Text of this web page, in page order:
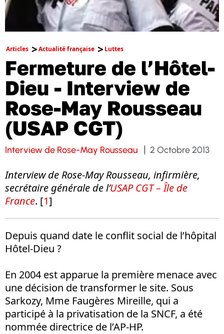
Articles Actualité française Luttes
Fermeture de l’Hôtel-
Dieu - Interview de
Rose-May Rousseau
(USAP CGT)
Interview de Rose-May Rousseau 2 Octobre 2013
Interview de Rose-May Rousseau, infirmière,
secrétaire générale de l’USAP CGT – Île de
France. [1]
Depuis quand date le conflit social de l’hôpital
Hôtel-Dieu ?
En 2004 est apparue la première menace avec
une décision de transformer le site. Sous
Sarkozy, Mme Faugères Mireille, qui a
participé à la privatisation de la SNCF, a été
nommée directrice de l’AP-HP.